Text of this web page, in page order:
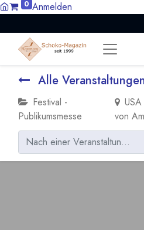
0 Anmelden
Alle
Festival -
Publikumsmesse
von